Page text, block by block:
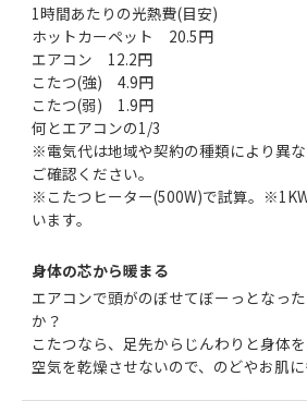
1時間あたりの光熱費(目安)
ホットカーペット 20.5円
エアコン 12.2円
こたつ(強) 4.9円
こたつ(弱) 1.9円
何とエアコンの1/3
※電気代は地域や契約の種類により異
ご確認ください。
※こたつヒーター(500W)で試算。
います。
身体の芯から暖まる
エアコンで頭がのぼせてぼーっとなっ
か？
こたつなら、足先からじんわりと身体
空気を乾燥させないので、のどやお肌に